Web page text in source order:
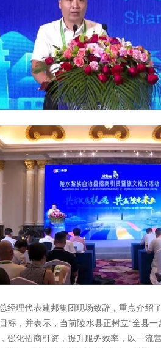
经理代表建邦集团现场致辞，重点介绍
标，并表示，当前陵水县正树立“全县
强化招商引资，提升服务效率，以一流